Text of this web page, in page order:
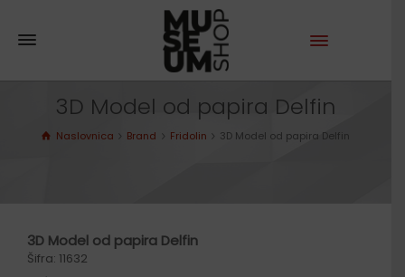
3D Model od papira Delfin
Naslovnica Brand Fridolin 3D Model od papira Delfin
3D Model od papira Delfin
Šifra: 11632